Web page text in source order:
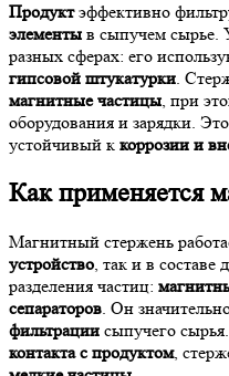
Продуктэффективно
элементы в сыпучем сырье.
разных сферах: его
гипсовой штукатурки.
магнитные частицы, при
оборудования и зарядки. Это
устойчивый к коррозии и
Как применяется
Магнитный стержень
устройство, так и в составе
разделения частиц:
сепараторов. Он
фильтрации сыпучего
контакта с продуктом,